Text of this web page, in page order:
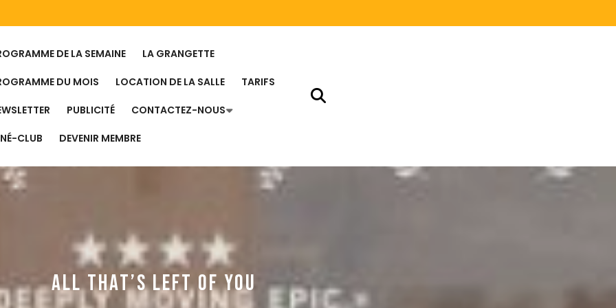
DE LA SEMAINE LA GRANGETTE
DU MOIS LOCATION DE LA SALLE TARIFS
PUBLICITÉ CONTACTEZ-NOUS
CLUB DEVENIR MEMBRE
ALL THAT’S LEFT OF YOU